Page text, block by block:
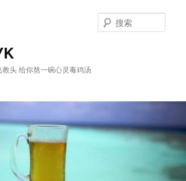
头 给你熬一碗心灵毒鸡汤
索